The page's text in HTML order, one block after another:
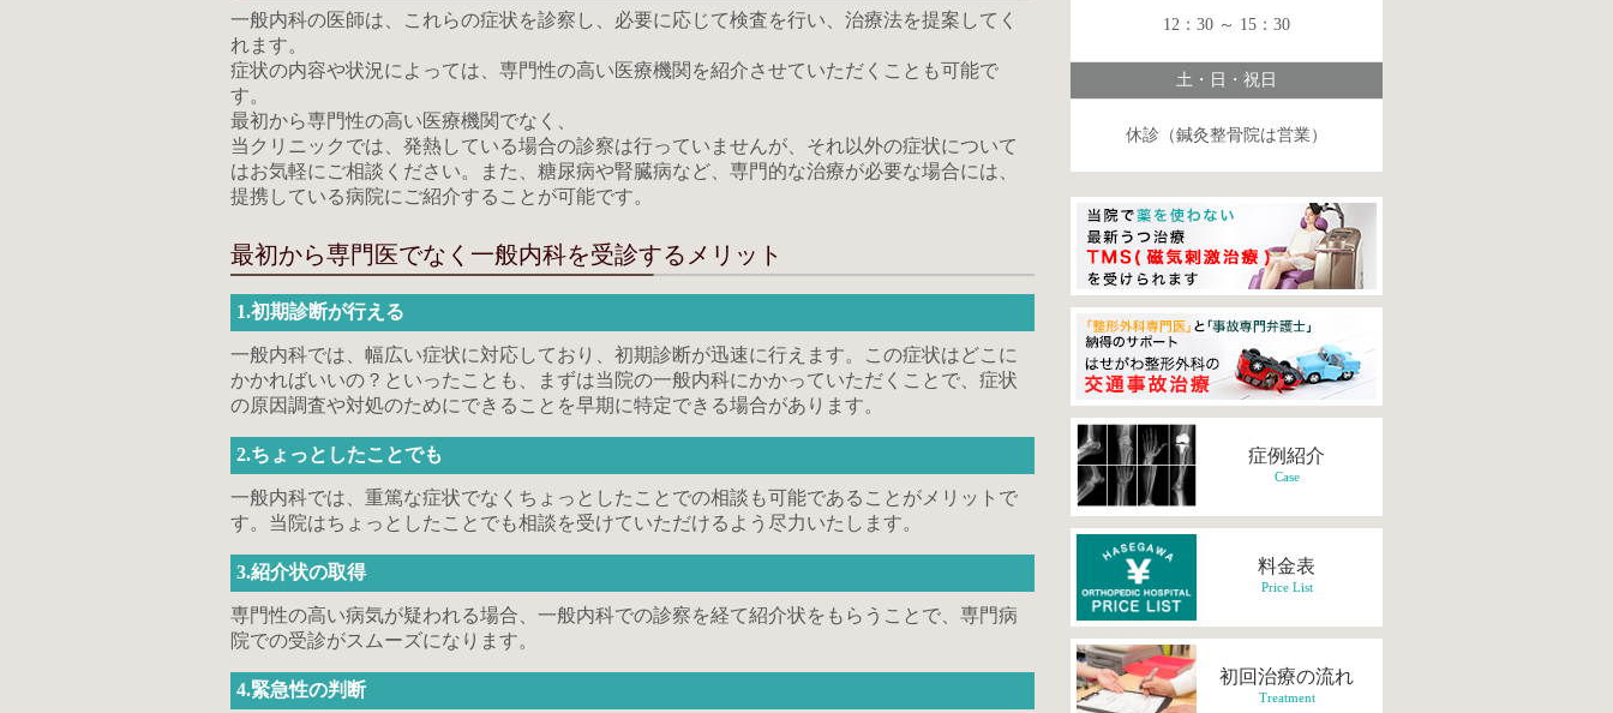
一般内科の医師は、これらの症状を診察し、必要に応じて検査を行い、治療法を提案してく
れます。
症状の内容や状況によっては、専門性の高い医療機関を紹介させていただくことも可能で
す。
最初から専門性の高い医療機関でなく、
当クリニックでは、発熱している場合の診察は行っていませんが、それ以外の症状について
はお気軽にご相談ください。また、糖尿病や腎臓病など、専門的な治療が必要な場合には、
提携している病院にご紹介することが可能です。
最初から専門医でなく一般内科を受診するメリット
1.初期診断が行える
一般内科では、幅広い症状に対応しており、初期診断が迅速に行えます。この症状はどこに
かかればいいの？といったことも、まずは当院の一般内科にかかっていただくことで、症状
の原因調査や対処のためにできることを早期に特定できる場合があります。
2.ちょっとしたことでも
一般内科では、重篤な症状でなくちょっとしたことでの相談も可能であることがメリットで
す。当院はちょっとしたことでも相談を受けていただけるよう尽力いたします。
3.紹介状の取得
専門性の高い病気が疑われる場合、一般内科での診察を経て紹介状をもらうことで、専門病
院での受診がスムーズになります。
4.緊急性の判断
12：30 ～ 15：30
土・日・祝日
休診（鍼灸整骨院は営業）
症例紹介
Case
料金表
Price List
初回治療の流れ
Treatment